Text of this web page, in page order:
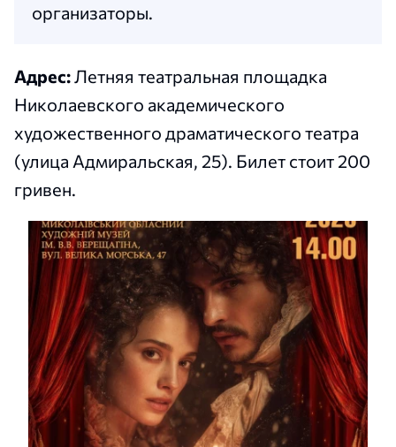
организаторы.
Адрес:Летняя театральная площадка
Николаевского академического
художественного драматического театра
(улица Адмиральская, 25). Билет стоит 200
гривен.